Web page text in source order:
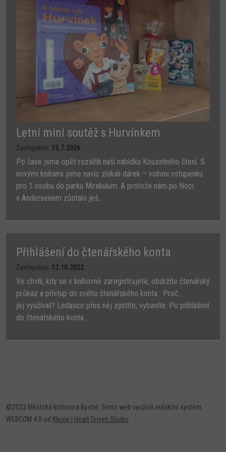
Letní mini soutěž s Hurvínkem
Zveřejněno: 15.7.2026
Po čase jsme opět rozšířili naši nabídku Kouzelného čtení. S
novými knihami jsme navíc získali dárek – volnou vstupenku
pro 1 osobu do parku Mirakulum. A protože nám po Noci
s Andersenem zůstalo ješ...
Přihlášení do čtenářského konta
Zveřejněno: 13.10.2022
Ve chvíli, kdy se v knihovně zaregistrujete, obdržíte čtenářský
průkaz a přístup do svého čtenářského konta. Proč
jej využívat? Ledasco přes něj zjistíte, vybavíte. Po přihlášení
do čtenářského konta...
©2023 Městská knihovna Bystré, Tento web využívá redakční systém
WEBCOM 4.0 od Kleine | Heart Driven Studio